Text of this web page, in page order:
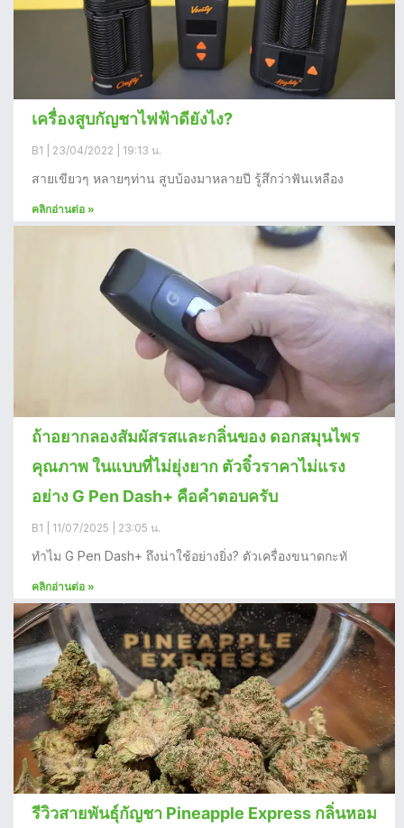
เครื่องสูบกัญชาไฟฟ้าดียังไง?
B1 23/04/2022 19:13 น.
สายเขียวๆ หลายๆท่าน สูบบ้องมาหลายปี รู้สึกว่าฟันเหลือง
คลิกอ่านต่อ »
ถ้าอยากลองสัมผัสรสและกลิ่นของ ดอกสมุนไพร
คุณภาพ ในแบบที่ไม่ยุ่งยาก ตัวจิ๋วราคาไม่แรง
อย่าง G Pen Dash+ คือคำตอบครับ
B1 11/07/2025 23:05 น.
ทำไม G Pen Dash+ ถึงน่าใช้อย่างยิ่ง? ตัวเครื่องขนาดกะทั
คลิกอ่านต่อ »
รีวิวสายพันธุ์กัญชา Pineapple Express กลิ่นหอม